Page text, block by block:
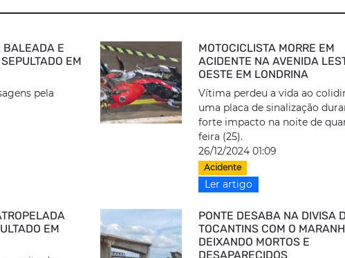
BALEADA E
EM
pela
MOTOCICLISTA MORRE EM
ACIDENTE NA AVENIDA
OESTE EM LONDRINA
Vítima perdeu a vida ao
uma placa de sinalização
forte impacto na noite de
feira (25).
26/12/2024 01:09
Acidente
Ler artigo
EM
PONTE DESABA NA DIVISA
TOCANTINS COM O
DEIXANDO MORTOS E
DESAPARECIDOS